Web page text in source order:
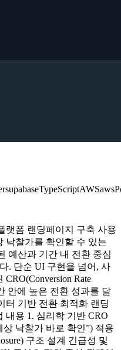
supabaseTypeScriptAWSaws
랫폼 랜딩페이지 구축 사용
낙찰가를 확인할 수 있는
예산과 기간 내 전환 중심
. 단순 UI 구현을 넘어, 사
Rate
안에 높은 전환 성과를 달
터 기반 전환 최적화 랜딩
내용 1. 심리학 기반 CRO
낙찰가 바로 확인”) 적용
구조 설계 긴급성 및